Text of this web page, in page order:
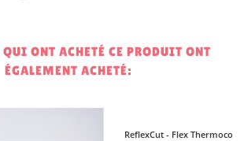
ONT ACHETÉ CE PRODUIT ONT
ÉGALEMENT ACHETÉ: